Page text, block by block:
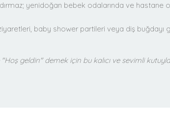
yenidoğan bebek odalarında ve hastane
baby shower partileri veya diş buğdayı
geldin" demek için bu kalıcı ve sevimli